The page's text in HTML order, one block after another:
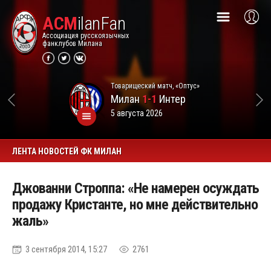
ACMilanFan
Ассоциация русскоязычных
фанклубов Милана
Товарищеский матч, «Оптус»
Милан1-1 Интер
5 августа 2026
ЛЕНТА НОВОСТЕЙ ФК МИЛАН
Джованни Строппа: «Не намерен осуждать
продажу Кристанте, но мне действительно
жаль»
3 сентября 2014, 15:27
2761